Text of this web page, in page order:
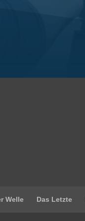
Welle Das Letzte